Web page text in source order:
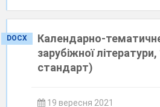
DOCX
Календарно-
зарубіжної
стандарт)
19 вересня 2021